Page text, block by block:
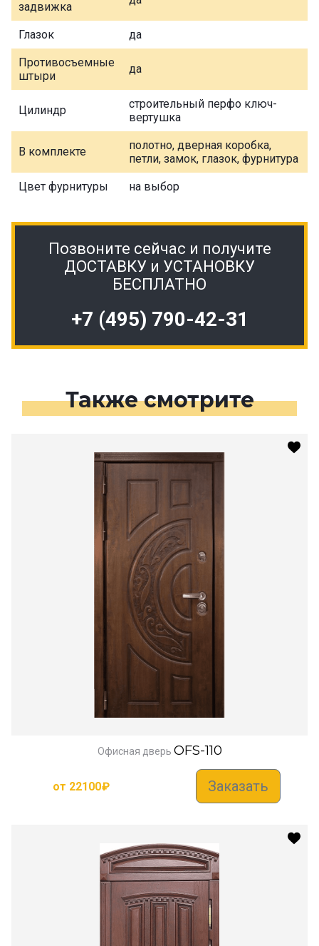
задвижка
Глазок да
Противосъемные
штыри
да
Цилиндр
строительный перфо ключ-
вертушка
В комплекте
полотно, дверная коробка,
петли, замок, глазок, фурнитура
Цвет фурнитуры на выбор
Позвоните сейчас и получите
ДОСТАВКУ и УСТАНОВКУ
БЕСПЛАТНО
+7 (495) 790-42-31
Также смотрите
Офисная дверь OFS-110
от 22100₽ Заказать